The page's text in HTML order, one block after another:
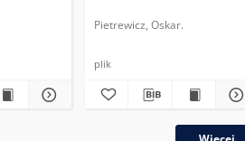
Pietrewicz, Oskar.
plik